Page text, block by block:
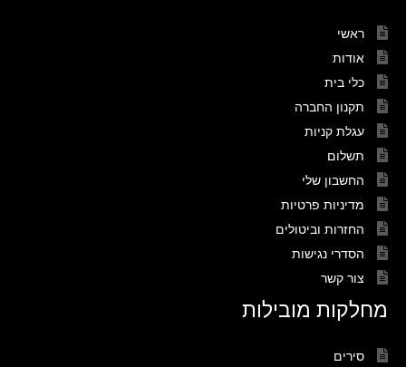
ראשי
אודות
כלי בית
תקנון החברה
עגלת קניות
תשלום
החשבון שלי
מדיניות פרטיות
החזרות וביטולים
הסדרי נגישות
צור קשר
מחלקות מובילות
סירים